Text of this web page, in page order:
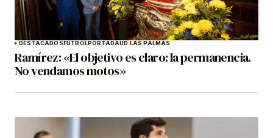
DESTACADOSFÚTBOLPORTADAUD LAS PALMAS
Ramírez: «El objetivo es claro: la permanencia.
No vendamos motos»